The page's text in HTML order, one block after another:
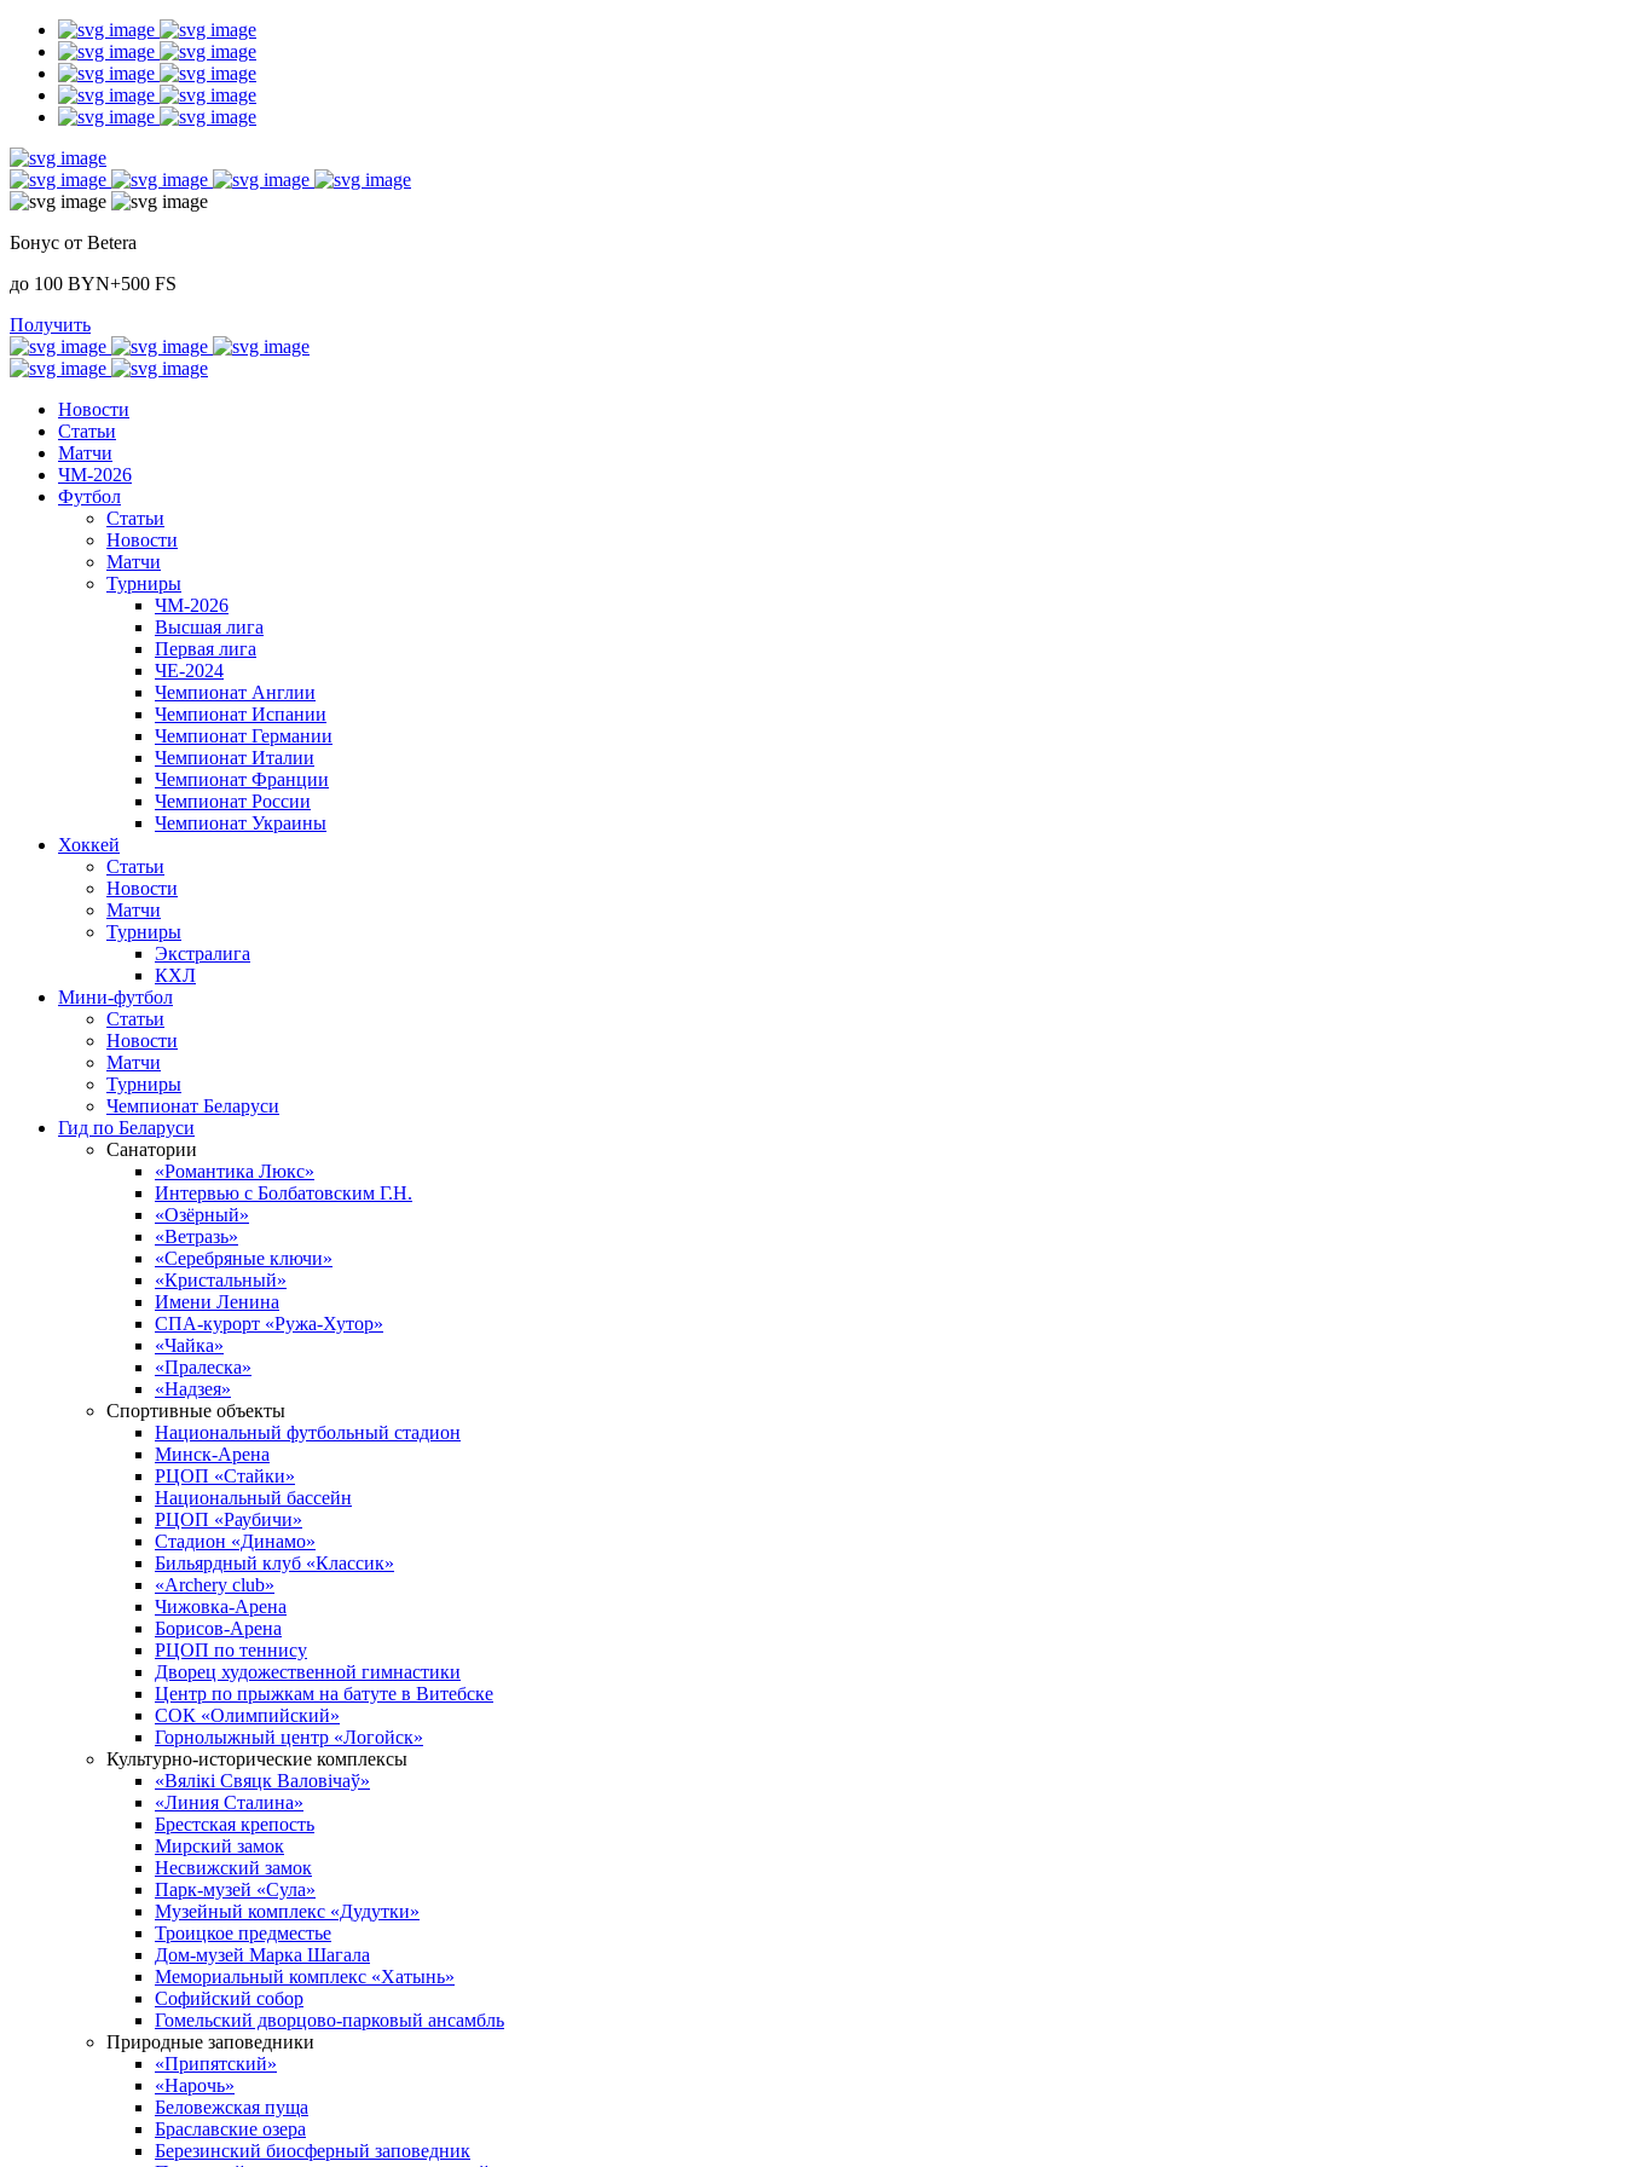
Бонус от Betera
до 100 BYN+500 FS
Получить
Новости
Статьи
Матчи
ЧМ-2026
Футбол
Статьи
Новости
Матчи
Турниры
ЧМ-2026
Высшая лига
Первая лига
ЧЕ-2024
Чемпионат Англии
Чемпионат Испании
Чемпионат Германии
Чемпионат Италии
Чемпионат Франции
Чемпионат России
Чемпионат Украины
Хоккей
Статьи
Новости
Матчи
Турниры
Экстралига
КХЛ
Мини-футбол
Статьи
Новости
Матчи
Турниры
Чемпионат Беларуси
Гид по Беларуси
Санатории
«Романтика Люкс»
Интервью с Болбатовским Г.Н.
«Озёрный»
«Ветразь»
«Серебряные ключи»
«Кристальный»
Имени Ленина
СПА-курорт «Ружа-Хутор»
«Чайка»
«Пралеска»
«Надзея»
Спортивные объекты
Национальный футбольный стадион
Минск-Арена
РЦОП «Стайки»
Национальный бассейн
РЦОП «Раубичи»
Стадион «Динамо»
Бильярдный клуб «Классик»
«Archery club»
Чижовка-Арена
Борисов-Арена
РЦОП по теннису
Дворец художественной гимнастики
Центр по прыжкам на батуте в Витебске
СОК «Олимпийский»
Горнолыжный центр «Логойск»
Культурно-исторические комплексы
«Вялікі Свяцк Валовічаў»
«Линия Сталина»
Брестская крепость
Мирский замок
Несвижский замок
Парк-музей «Сула»
Музейный комплекс «Дудутки»
Троицкое предместье
Дом-музей Марка Шагала
Мемориальный комплекс «Хатынь»
Софийский собор
Гомельский дворцово-парковый ансамбль
Природные заповедники
«Припятский»
«Нарочь»
Беловежская пуща
Браславские озера
Березинский биосферный заповедник